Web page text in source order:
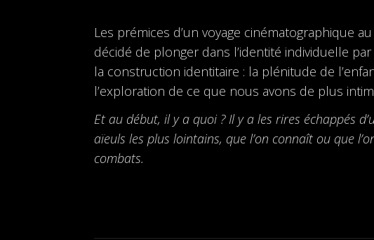
Les prémices d’un voyage cinématographique
décidé de plonger dans l’identité individuelle
la construction identitaire : la plénitude de
l’exploration de ce que nous avons de plus
Et au début, il y a quoi ? Il y a les rires échappés
aïeuls les plus lointains, que l’on connaît ou que
combats.